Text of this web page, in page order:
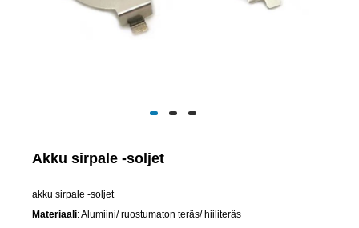
Akku sirpale -soljet
akku sirpale -soljet
Materiaali: Alumiini/ ruostumaton teräs/ hiiliteräs